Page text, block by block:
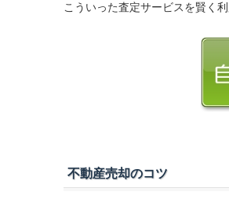
こういった査定サービスを賢く
不動産売却のコツ